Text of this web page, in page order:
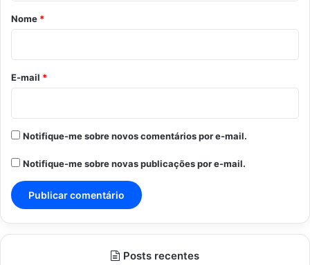
r
o
*
Nome *
E-mail *
Notifique-me sobre novos comentários por e-mail.
Notifique-me sobre novas publicações por e-mail.
Posts recentes